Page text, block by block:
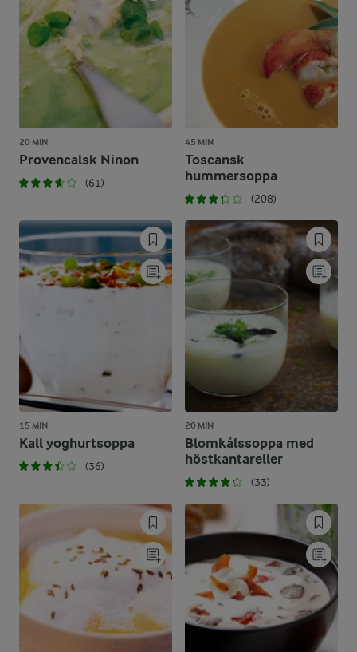
20 MIN
Provencalsk Ninon
(61)
45 MIN
Toscansk
hummersoppa
(208)
15 MIN
Kall yoghurtsoppa
(36)
20 MIN
Blomkålssoppa med
höstkantareller
(33)